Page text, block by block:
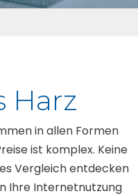
Harz
in allen Formen
ist komplex. Keine
Vergleich entdecken
Ihre Internetnutzung